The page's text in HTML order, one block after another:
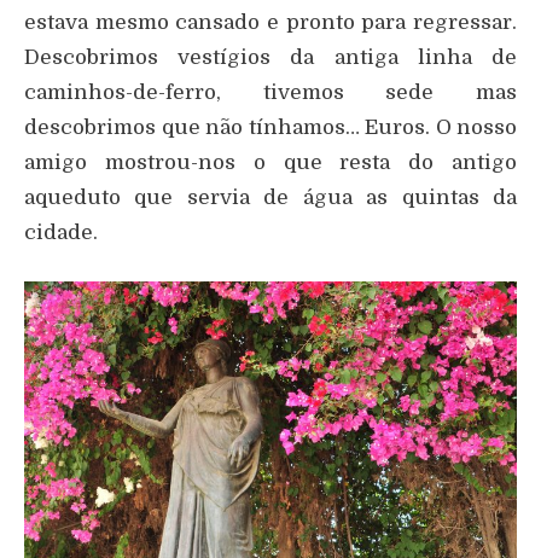
estava mesmo cansado e pronto para regressar.
Descobrimos vestígios da antiga linha de
caminhos-de-ferro, tivemos sede mas
descobrimos que não tínhamos… Euros. O nosso
amigo mostrou-nos o que resta do antigo
aqueduto que servia de água as quintas da
cidade.